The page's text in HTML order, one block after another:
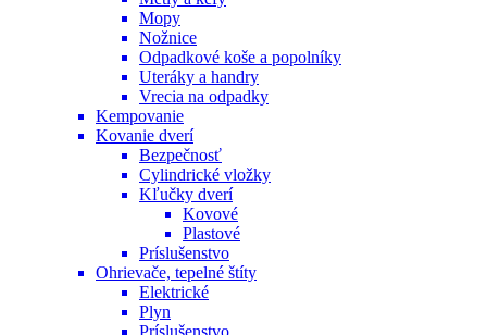
Mopy
Nožnice
Odpadkové koše a popolníky
Uteráky a handry
Vrecia na odpadky
Kempovanie
Kovanie dverí
Bezpečnosť
Cylindrické vložky
Kľučky dverí
Kovové
Plastové
Príslušenstvo
Ohrievače, tepelné štíty
Elektrické
Plyn
Príslušenstvo